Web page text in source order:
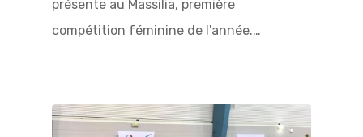
présente au Massilia, première
compétition féminine de l'année.…